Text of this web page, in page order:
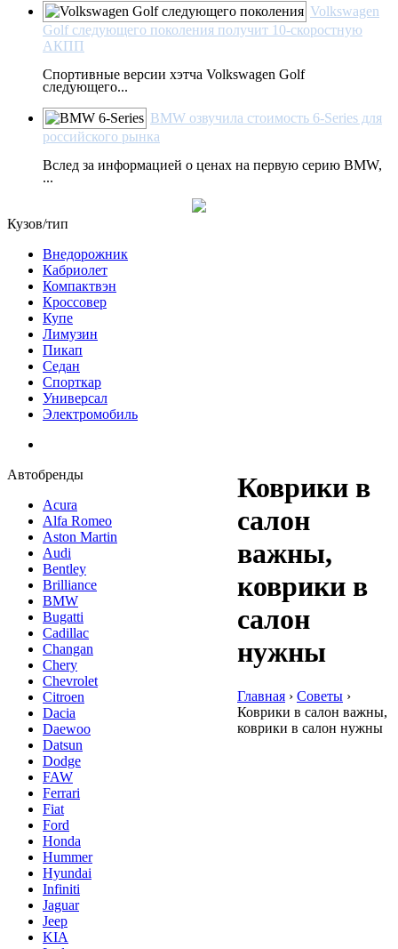
Volkswagen
Golf следующего поколения получит 10-скоростную
АКПП
Спортивные версии хэтча Volkswagen Golf
следующего...
BMW озвучила стоимость 6-Series для
российского рынка
Вслед за информацией о ценах на первую серию BMW,
...
Кузов/тип
Внедорожник
Кабриолет
Компактвэн
Кроссовер
Купе
Лимузин
Пикап
Седан
Спорткар
Универсал
Электромобиль
Автобренды
Acura
Alfa Romeo
Aston Martin
Audi
Bentley
Brilliance
BMW
Bugatti
Cadillac
Changan
Chery
Chevrolet
Citroen
Dacia
Daewoo
Datsun
Dodge
FAW
Ferrari
Fiat
Ford
Honda
Hummer
Hyundai
Infiniti
Jaguar
Jeep
KIA
Коврики в
салон
важны,
коврики в
салон
нужны
Главная › Советы ›
Коврики в салон важны,
коврики в салон нужны